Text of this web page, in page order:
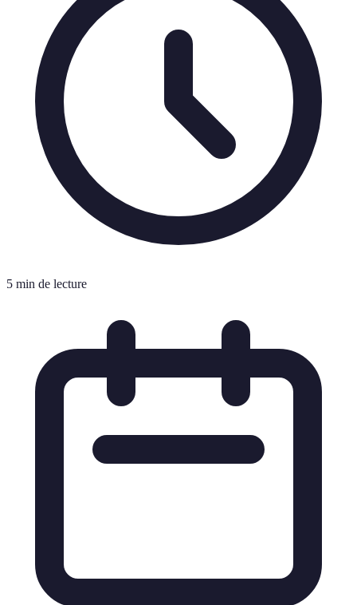
5 min de lecture